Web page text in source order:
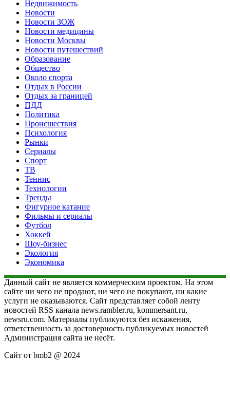
Недвижимость
Новости
Новости ЗОЖ
Новости медицины
Новости Москвы
Новости путешествий
Образование
Общество
Около спорта
Отдых в России
Отдых за границей
ПДД
Политика
Происшествия
Психология
Рынки
Сериалы
Спорт
ТВ
Теннис
Технологии
Тренды
Фигурное катание
Фильмы и сериалы
Футбол
Хоккей
Шоу-бизнес
Экология
Экономика
Данный сайт не является коммерческим проектом. На этом
сайте ни чего не продают, ни чего не покупают, ни какие
услуги не оказываются. Сайт представляет собой ленту
новостей RSS канала news.rambler.ru, kommersant.ru,
newsru.com. Материалы публикуются без искажения,
ответственность за достоверность публикуемых новостей
Администрация сайта не несёт.
Сайт от bmb2 @ 2024